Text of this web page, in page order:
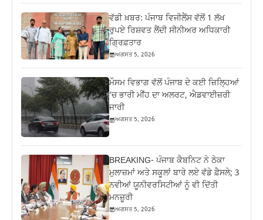
ਵੱਡੀ ਖ਼ਬਰ: ਪੰਜਾਬ ਵਿਜੀਲੈਂਸ ਵੱਲੋਂ 1 ਲੱਖ
ਰੁਪਏ ਰਿਸ਼ਵਤ ਲੈਂਦੀ ਸੀਨੀਅਰ ਅਧਿਕਾਰੀ
ਗ੍ਰਿਫ਼ਤਾਰ
ਅਗਸਤ 5, 2026
ਮੌਸਮ ਵਿਭਾਗ ਵੱਲੋਂ ਪੰਜਾਬ ਦੇ ਕਈ ਜ਼‍ਿਲ੍ਹਿਆਂ
‘ਚ ਭਾਰੀ ਮੀਂਹ ਦਾ ਅਲਰਟ, ਐਡਵਾਈਜ਼ਰੀ
ਜਾਰੀ
ਅਗਸਤ 5, 2026
BREAKING- ਪੰਜਾਬ ਕੈਬਨਿਟ ਨੇ ਠੇਕਾ
ਮੁਲਾਜ਼ਮਾਂ ਅਤੇ ਸਕੂਲਾਂ ਬਾਰੇ ਲਏ ਵੱਡੇ ਫ਼ੈਸਲੇ; 3
ਨਵੀਆਂ ਯੂਨੀਵਰਸਿਟੀਆਂ ਨੂੰ ਵੀ ਦਿੱਤੀ
ਮਨਜ਼ੂਰੀ
ਅਗਸਤ 5, 2026